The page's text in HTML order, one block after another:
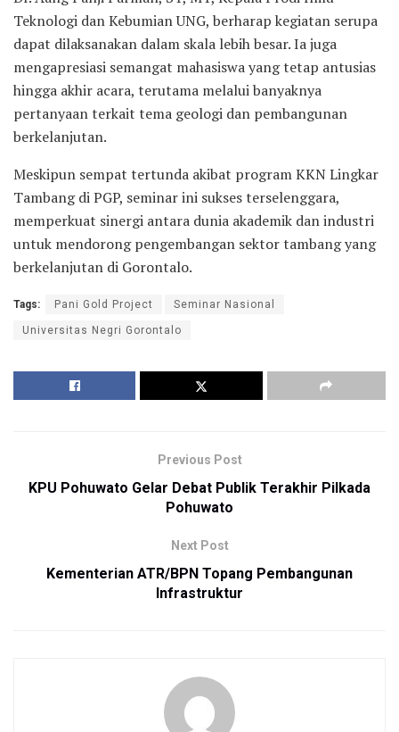
Teknologi dan Kebumian UNG, berharap kegiatan serupa
dapat dilaksanakan dalam skala lebih besar. Ia juga
mengapresiasi semangat mahasiswa yang tetap antusias
hingga akhir acara, terutama melalui banyaknya
pertanyaan terkait tema geologi dan pembangunan
berkelanjutan.
Meskipun sempat tertunda akibat program KKN Lingkar
Tambang di PGP, seminar ini sukses terselenggara,
memperkuat sinergi antara dunia akademik dan industri
untuk mendorong pengembangan sektor tambang yang
berkelanjutan di Gorontalo.
Tags: Pani Gold Project Seminar Nasional
Universitas Negri Gorontalo
Previous Post
KPU Pohuwato Gelar Debat Publik Terakhir Pilkada
Pohuwato
Next Post
Kementerian ATR/BPN Topang Pembangunan
Infrastruktur